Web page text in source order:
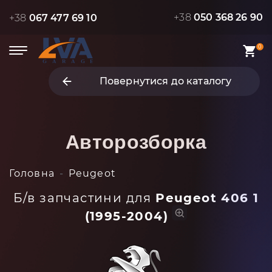
+38 067 477 69 10 +38 050 368 26 90
0
Повернутися до каталогу
Авторозборка
Головна Peugeot
Б/в запчастини для Peugeot 406 1
(1995-2004)